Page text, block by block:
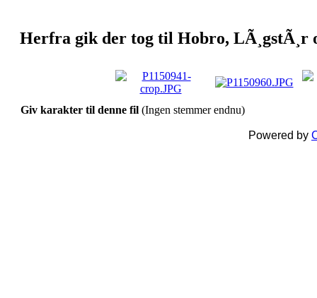
Herfra gik der tog til Hobro, LÃ¸gstÃ¸r
Giv karakter til denne fil (Ingen stemmer endnu)
Powered by